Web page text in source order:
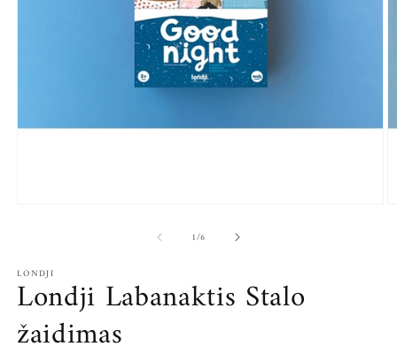
1/iš
6
LONDJI
Londji Labanaktis Stalo
žaidimas